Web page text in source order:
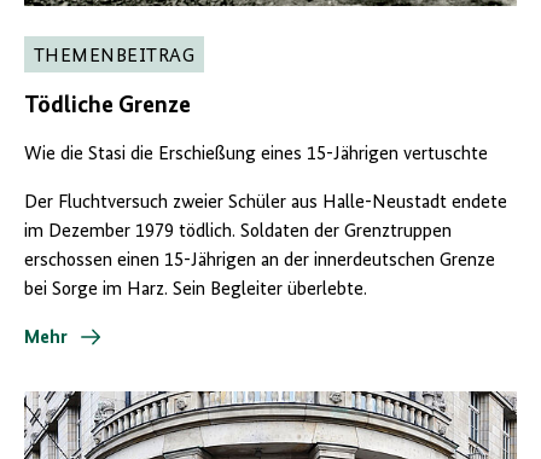
THEMENBEITRAG
Tödliche Grenze
Wie die Stasi die Erschießung eines 15-Jährigen vertuschte
Der Fluchtversuch zweier Schüler aus Halle-Neustadt endete
im Dezember 1979 tödlich. Soldaten der Grenztruppen
erschossen einen 15-Jährigen an der innerdeutschen Grenze
bei Sorge im Harz. Sein Begleiter überlebte.
Mehr